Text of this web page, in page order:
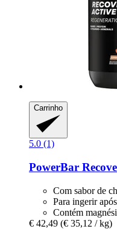
Carrinho
5.0 (1)
PowerBar
Com sabor de
Para ingerir
Contém
€ 42,49 (€ 35,12 / kg)